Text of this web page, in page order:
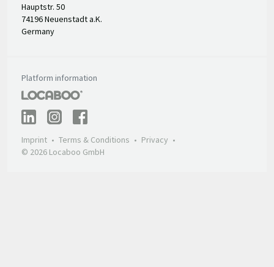
Hauptstr. 50
74196 Neuenstadt a.K.
Germany
Platform information
Imprint Terms & Conditions
Privacy
© 2026 Locaboo GmbH